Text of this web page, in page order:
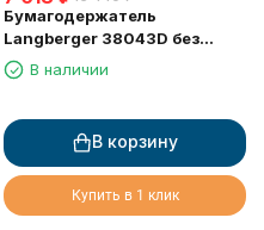
Бумагодержатель
Langberger 38043D без
крышки хром с полкой с
резиновым покрытием anti-
В наличии
В корзину
Купить в 1 клик